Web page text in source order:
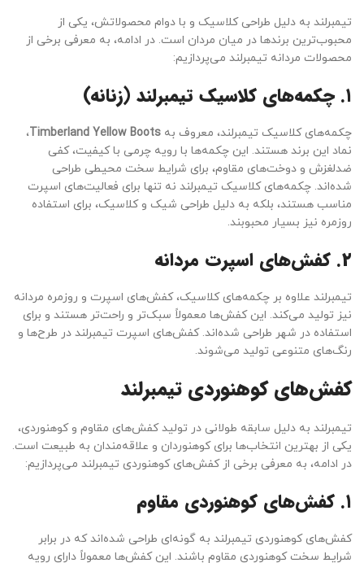
تیمبرلند به دلیل طراحی کلاسیک و با دوام محصولاتش، یکی از
محبوب‌ترین برندها در میان مردان است. در ادامه، به معرفی برخی از
محصولات مردانه تیمبرلند می‌پردازیم:
۱. چکمه‌های کلاسیک تیمبرلند (زنانه)
چکمه‌های کلاسیک تیمبرلند، معروف به Timberland Yellow Boots،
نماد این برند هستند. این چکمه‌ها با رویه چرمی با کیفیت، کفی
ضدلغزش و دوخت‌های مقاوم، برای شرایط سخت محیطی طراحی
شده‌اند. چکمه‌های کلاسیک تیمبرلند نه تنها برای فعالیت‌های اسپرت
مناسب هستند، بلکه به دلیل طراحی شیک و کلاسیک، برای استفاده
روزمره نیز بسیار محبوبند.
۲. کفش‌های اسپرت مردانه
تیمبرلند علاوه بر چکمه‌های کلاسیک، کفش‌های اسپرت و روزمره مردانه
نیز تولید می‌کند. این کفش‌ها معمولاً سبک‌تر و راحت‌تر هستند و برای
استفاده در شهر طراحی شده‌اند. کفش‌های اسپرت تیمبرلند در طرح‌ها و
رنگ‌های متنوعی تولید می‌شوند.
کفش‌های کوهنوردی تیمبرلند
تیمبرلند به دلیل سابقه طولانی در تولید کفش‌های مقاوم و کوهنوردی،
یکی از بهترین انتخاب‌ها برای کوهنوردان و علاقه‌مندان به طبیعت است.
در ادامه، به معرفی برخی از کفش‌های کوهنوردی تیمبرلند می‌پردازیم:
۱. کفش‌های کوهنوردی مقاوم
کفش‌های کوهنوردی تیمبرلند به گونه‌ای طراحی شده‌اند که در برابر
شرایط سخت کوهنوردی مقاوم باشند. این کفش‌ها معمولاً دارای رویه